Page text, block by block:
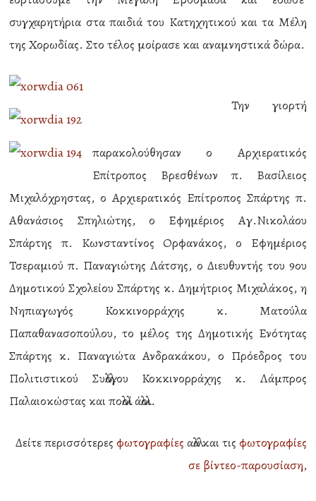
συγχαρητήρια στα παιδιά του Κατηχητικού και τα Μέλη
της Χορωδίας. Στο τέλος μοίρασε και αναμνηστικά δώρα.
Την γιορτή
παρακολούθησαν ο Αρχιερατικός
Επίτροπος Βρεσθένων π. Βασίλειος
Μιχαλόχρηστας, ο Αρχιερατικός Επίτροπος Σπάρτης π.
Αθανάσιος Σπηλιώτης, ο Εφημέριος Αγ.Νικολάου
Σπάρτης π. Κωνσταντίνος Ορφανάκος, ο Εφημέριος
Τσεραμιού π. Παναγιώτης Λάτσης, ο Διευθυντής του 9ου
Δημοτικού Σχολείου Σπάρτης κ. Δημήτριος Μιχαλάκος, η
Νηπιαγωγός Κοκκινορράχης κ. Ματούλα
Παπαθανασοπούλου, το μέλος της Δημοτικής Ενότητας
Σπάρτης κ. Παναγιώτα Ανδρακάκου, ο Πρόεδρος του
Πολιτιστικού Συλλόγου Κοκκινορράχης κ. Λάμπρος
Παλαιοκώστας και πολλοί άλλοι.
Δείτε περισσότερες φωτογραφίες αλλά και τις φωτογραφίες
σε βίντεο-παρουσίαση,